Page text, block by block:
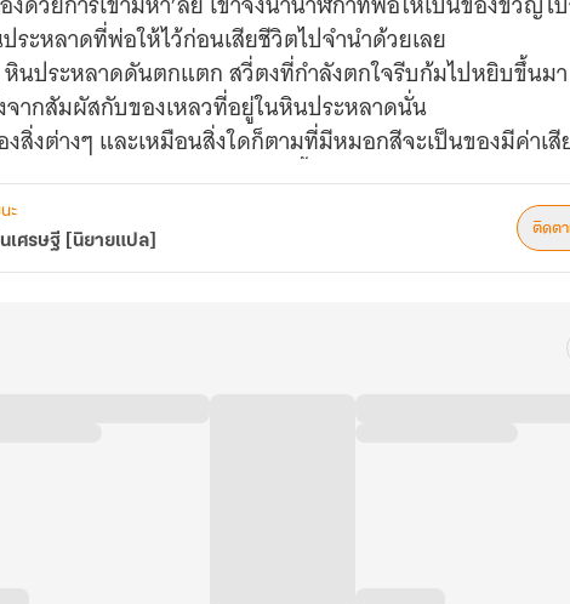
ระหลาดที่พ่อให้ไว้ก่อนเสียชีวิตไปจำนำด้วยเลย
นประหลาดดันตกแตก สวี่ตงที่กำลังตกใจรีบก้มไปหยิบขึ้นมา
จากสัมผัสกับของเหลวที่อยู่ในหินประหลาดนั่น
สิ่งต่างๆ และเหมือนสิ่งใดก็ตามที่มีหมอกสีจะเป็นของมีค่าเ
กสีไปจำนำเล่นๆ กลับได้เงินมาตั้ง 6 แสนหยวน!
ะ
เศรษฐี [นิยายแปล]
ติดต